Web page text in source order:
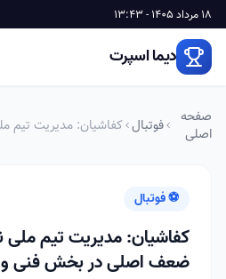
18 مرداد 1405 - 13:43
دیما اسپرت
صفحه
اصلی
فوتبال کفاشیان: مدیریت تیم
⚽ فوتبال
کفاشیان: مدیریت تیم ملی
ضعف اصلی در بخش فنی و